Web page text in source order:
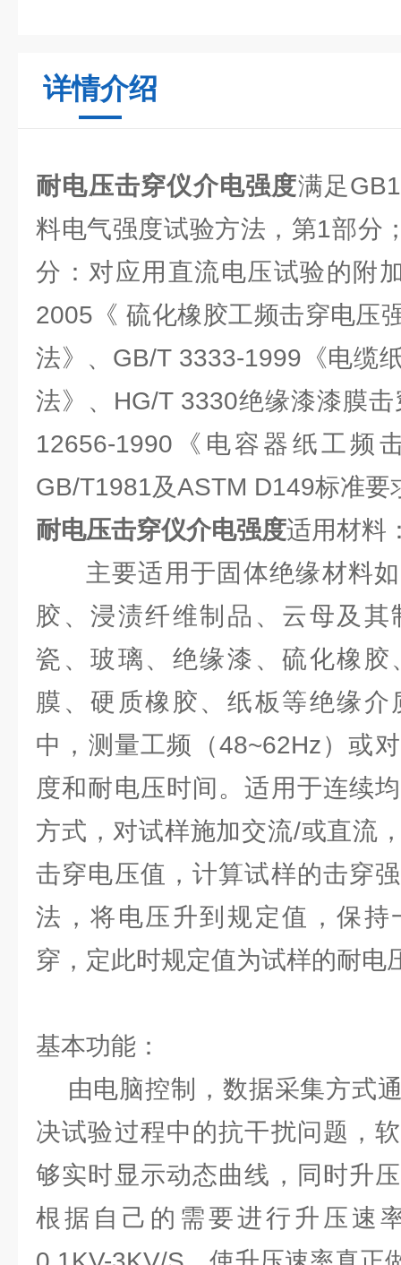
详情介绍
耐电压击穿仪介电强度满足
料电气强度试验方法，第1部分
分：对应用直流电压试验的附
2005《 硫化橡胶工频击穿电压
法》、GB/T 3333-1999《电缆
法》、HG/T 3330绝缘漆漆膜
12656-1990《电容器纸工频
GB/T1981及ASTM D149标准要
耐电压击穿仪介电强度适用材料
主要适用于固体绝缘材料如
胶、浸渍纤维制品、云母及
瓷、玻璃、绝缘漆、硫化橡胶
膜、硬质橡胶、纸板等绝缘
中，测量工频（48~62Hz）或
度和耐电压时间。适用于连续
方式，对试样施加交流/或直流
击穿电压值，计算试样的击穿
法，将电压升到规定值，保持
穿，定此时规定值为试样的耐电
基本功能：
由电脑控制，数据采集方式
决试验过程中的抗干扰问题，
够实时显示动态曲线，同时升
根据自己的需要进行升压速